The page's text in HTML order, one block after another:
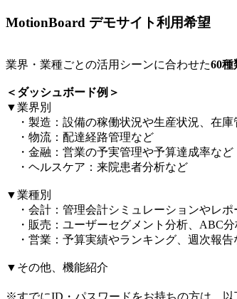
MotionBoard デモサイト利用希望
業界・業種ごとの活用シーンに合わせた60種
＜ダッシュボード例＞​
▼業界別​
・製造：設備の稼働状況や生産状況、在庫
・物流：配達経路管理など​
・金融：営業の予実管理や予算達成率など​
・ヘルスケア：来院患者分析など​
▼業種別​
・会計：管理会計シミュレーションやレポ
・販売：ユーザーセグメント分析、ABC分
・営業：予算実績やランキング、週次報告
▼その他、機能紹介​